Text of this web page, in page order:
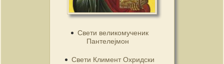
Свети великомученик
Пантелејмон
Свети Климент Охридски